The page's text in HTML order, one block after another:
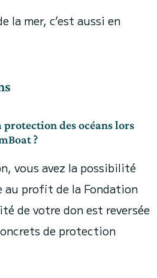
la mer, c’est aussi en
des océans lors
?
vous avez la possibilité
au profit de la Fondation
de votre don est reversée
de protection